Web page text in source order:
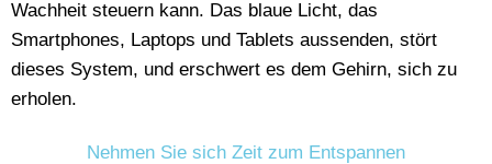
Wachheit steuern kann. Das blaue Licht, das
Smartphones, Laptops und Tablets aussenden, stört
dieses System, und erschwert es dem Gehirn, sich zu
erholen.
Nehmen Sie sich Zeit zum Entspannen